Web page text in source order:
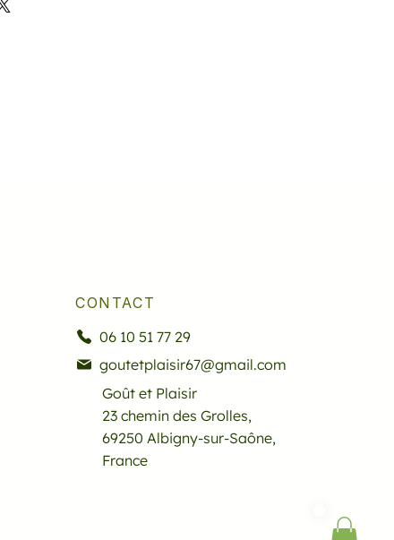
CONTACT
06 10 51 77 29
goutetplaisir67@gmail.com
Goût et Plaisir
23 chemin des Grolles,
69250 Albigny-sur-Saône,
France